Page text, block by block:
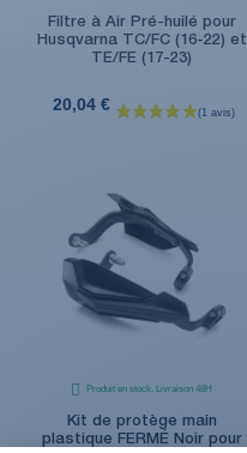
Filtre à Air Pré-huilé pour
Husqvarna TC/FC (16-22) et
TE/FE (17-23)
20,04 €
Produit en stock. Livraison 48H
Kit de protège main
plastique FERMÉ Noir pour